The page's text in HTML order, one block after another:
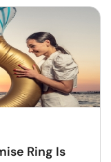
Ring Is